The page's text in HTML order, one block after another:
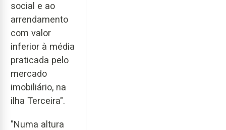
social e ao
arrendamento
com valor
inferior à média
praticada pelo
mercado
imobiliário, na
ilha Terceira".
"Numa altura